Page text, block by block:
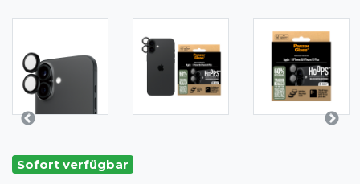
Sofort verfügbar